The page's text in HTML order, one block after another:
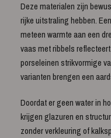
Deze materialen zijn
rijke uitstraling hebben.
meteen warmte aan een
vaas met ribbels
porseleinen strikvormige
varianten brengen een
Doordat er geen water in
krijgen glazuren en
zonder verkleuring of